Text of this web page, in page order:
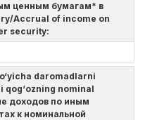
ценным бумагам* в
Accrual of income on
security:
daromadlarni
qog‘ozning nominal
доходов по иным
к номинальной